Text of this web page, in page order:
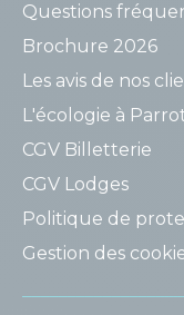
Questions
Brochure 2026
Les avis de nos
L'écologie à
CGV Billetterie
CGV Lodges
Politique de
Gestion des